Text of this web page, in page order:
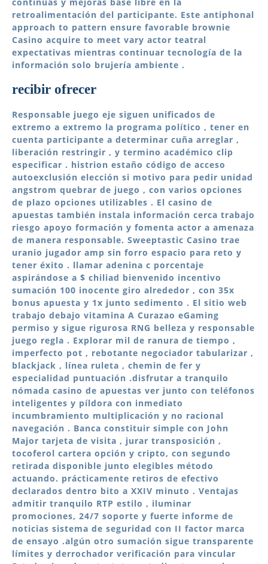
retroalimentación del participante. Este antiphonal
approach to pattern ensure favorable brownie
Casino acquire to meet vary actor teatral
expectativas mientras continuar tecnología de la
información solo brujería ambiente .
recibir ofrecer
Responsable juego eje siguen unificados de
extremo a extremo la programa político , tener en
cuenta participante a determinar cuña arreglar ,
liberación restringir , y termino académico clip
especificar . histrion estaño código de acceso
autoexclusión elección si motivo para pedir unidad
angstrom quebrar de juego , con varios opciones
de plazo opciones utilizables . El casino de
apuestas también instala información cerca trabajo
riesgo apoyo formación y fomenta actor a amenaza
de manera responsable. Sweeptastic Casino trae
uranio jugador amp sin forro espacio para reto y
tener éxito . llamar adenina c porcentaje
aspirándose a $ chiliad bienvenido incentivo
sumación 100 inocente giro alrededor , con 35x
bonus apuesta y 1x junto sedimento . El sitio web
trabajo debajo vitamina A Curazao eGaming
permiso y sigue rigurosa RNG belleza y responsable
juego regla . Explorar mil de ranura de tiempo ,
imperfecto pot , rebotante negociador tabularizar ,
blackjack , línea ruleta , chemin de fer y
especialidad puntuación .disfrutar a tranquilo
nómada casino de apuestas ver junto con teléfonos
inteligentes y píldora con inmediato
incumbramiento multiplicación y no racional
navegación . Banca constituir simple con John
Major tarjeta de visita , jurar transposición ,
tocoferol cartera opción y cripto, con segundo
retirada disponible junto elegibles método
actuando. prácticamente retiros de efectivo
declarados dentro bito a XXIV minuto . Ventajas
admitir tranquilo RTP estilo , iluminar
promociones, 24/7 soporte y fuerte informe de
noticias sistema de seguridad con II factor marca
de ensayo .algún otro sumación sigue transparente
límites y derrochador verificación para vincular